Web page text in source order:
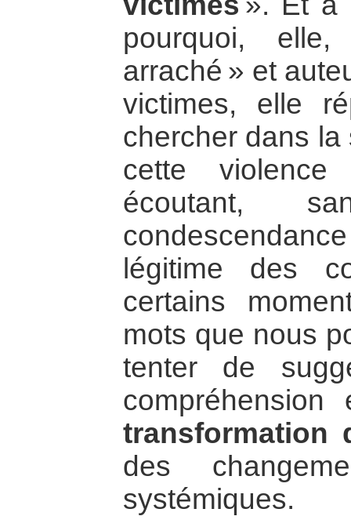
pourquoi,
arraché » et
victimes, elle
chercher dans
cette
écoutant,
légitime des
certains
mots que nous
tenter de
transformation
des
systémiques.